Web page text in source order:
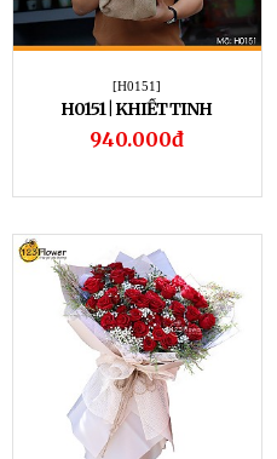
[H0151]
H0151 | KHIẾT TINH
940.000đ